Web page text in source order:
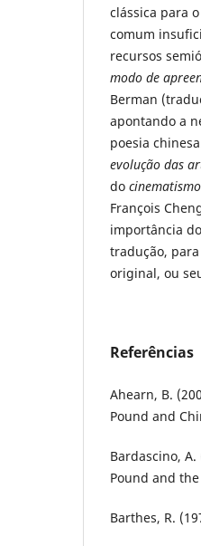
clássica para
comum
recursos
modo de
Berman
apontando a
poesia
evolução das
do cinematismo
François
importância
tradução,
original, ou
Referências
Ahearn, B.
Pound and
Bardascino,
Pound and
Barthes, R.